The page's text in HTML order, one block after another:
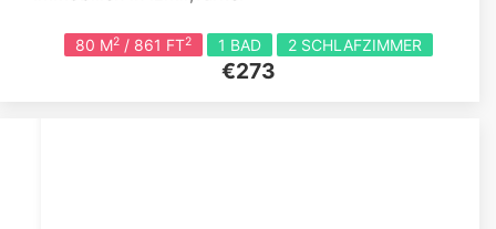
80 M2/ 861 FT2 1 BAD 2 SCHLAFZIMMER
€273